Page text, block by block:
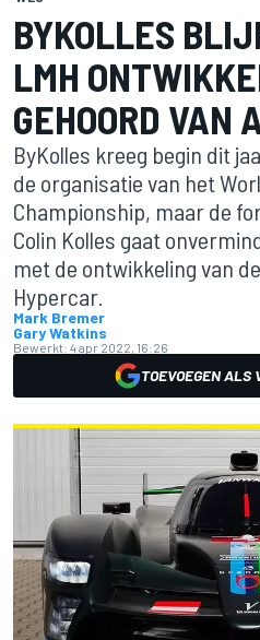
BYKOLLES
LMH
GEHOORD VAN
ByKolles kreeg begin dit
de organisatie van het
Championship, maar de
Colin Kolles gaat
met de ontwikkeling van
Hypercar.
Mark Bremer
Gary Watkins
Bewerkt: 4 apr 2022, 16:26
TOEVOEGEN ALS